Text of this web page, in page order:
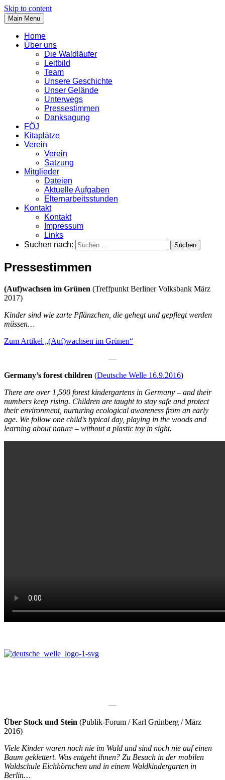
Skip to content
Main Menu
Home
Über uns
Die Waldläufer
Leitbild
Team
Unsere Geschichte
Unser Gelände
Unterwegs
Pressestimmen
Danksagung
FÖJ
Kitaplätze
Verein
Verein
Satzung
Mitglieder
Dateien
Aktuelle Aufgaben
Elternarbeitsstunden
Kontakt
Kontakt
Impressum
Links
Suchen nach:
Pressestimmen
(Auf)wachsen im Grünen (Treffpunkt Berliner Volksbank März
2017)
Kinder sind wie zarte Pflänzchen, die gehegt und gepflegt werden
müssen…
Zum Artikel „(Auf)wachsen im Grünen“
—
Germany’s forest children (Deutsche Welle 16.9.2016)
There are over 1,500 forest kindergartens in Germany – and their
numbers keep rising. Children are taught to stay safe and protect
their environment, nurturing ecological awareness from an early
age. We follow one child’s typical day, playing in the woods and
learning about nature – without a plastic toy in sight.
—
Über Stock und Stein (Publik-Forum / Karl Grünberg / März
2016)
Viele Kinder waren noch nie im Wald und sind noch nie auf einen
Baum geklettert. Was entgeht ihnen? Zu Besuch in der mobilen
Waldschule Eichhörnchen und in einem Waldkindergarten in
Berlin…